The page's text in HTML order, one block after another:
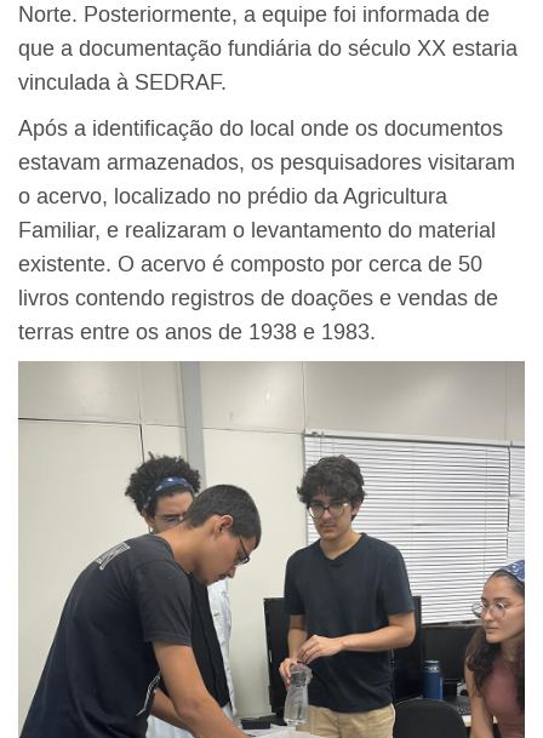
Norte. Posteriormente, a equipe foi informada de
que a documentação fundiária do século XX estaria
vinculada à SEDRAF.
Após a identificação do local onde os documentos
estavam armazenados, os pesquisadores visitaram
o acervo, localizado no prédio da Agricultura
Familiar, e realizaram o levantamento do material
existente. O acervo é composto por cerca de 50
livros contendo registros de doações e vendas de
terras entre os anos de 1938 e 1983.